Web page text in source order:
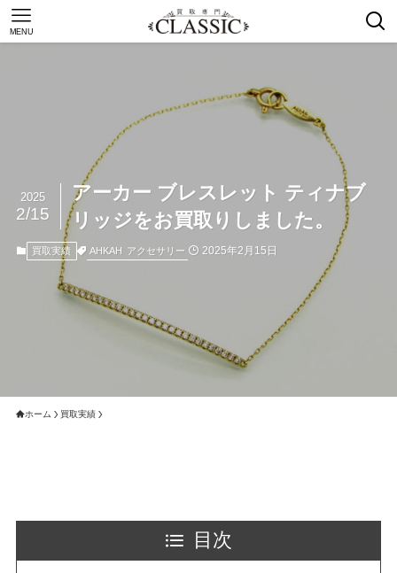
MENU
アーカー ブレスレット ティナブ
リッジをお買取りしました。
2025
2/15
買取実績 AHKAH アクセサリー 2025年2月15日
ホーム 買取実績
目次